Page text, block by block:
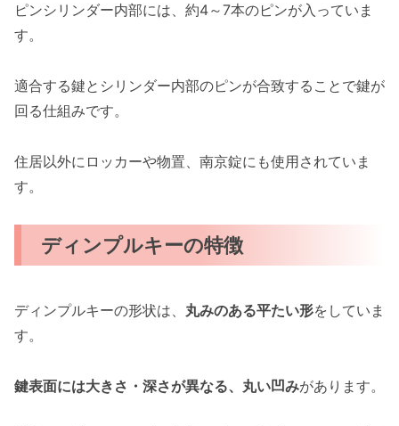
ピンシリンダー内部には、約4～7本のピンが入っていま
す。
適合する鍵とシリンダー内部のピンが合致することで鍵が
回る仕組みです。
住居以外にロッカーや物置、南京錠にも使用されていま
す。
ディンプルキーの特徴
ディンプルキーの形状は、 丸みのある平たい形をしていま
す。
鍵表面には大きさ・深さが異なる、丸い凹みがあります。